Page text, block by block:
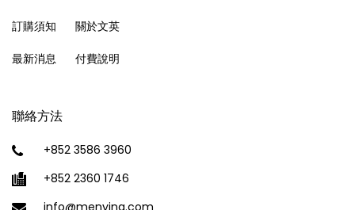
訂購須知
最新消息
關於文英
付費說明
聯絡方法
+852 3586 3960
+852 2360 1746
info@menying.com